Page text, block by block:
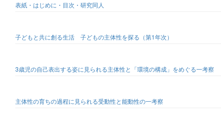
表紙・はじめに・目次・研究同人
子どもと共に創る生活 子どもの主体性を探る（第1年次）
3歳児の自己表出する姿に見られる主体性と「環境の構成」をめぐる一考察
主体性の育ちの過程に見られる受動性と能動性の一考察